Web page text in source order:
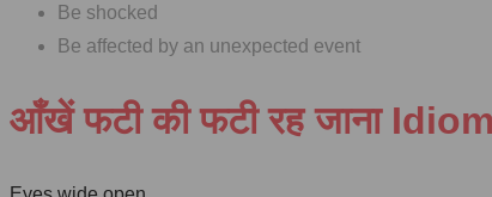
Be shocked
Be affected by an unexpected event
आँखें फटी की फटी रह जाना